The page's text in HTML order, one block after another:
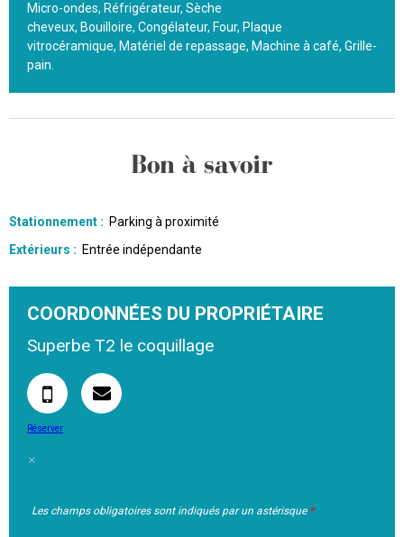
Micro-ondes Réfrigérateur Sèche
cheveux Bouilloire Congélateur Four Plaque
vitrocéramique Matériel de repassage Machine à café Grille-
pain
Bon à savoir
Stationnement : Parking à proximité
Extérieurs : Entrée indépendante
COORDONNÉES DU PROPRIÉTAIRE
Superbe T2 le coquillage
Réserver
Les champs obligatoires sont indiqués par un astérisque *